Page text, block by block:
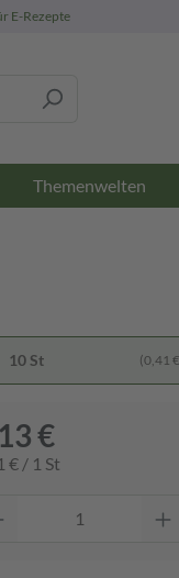
E-Rezepte
Themenwelten
10 St (0,41
€
€ / 1 St